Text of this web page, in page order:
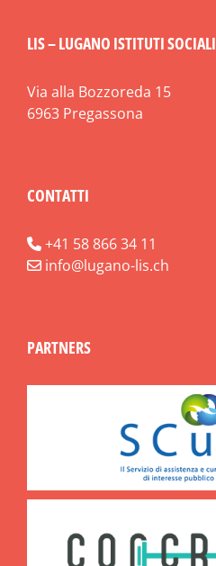
LIS – LUGANO ISTITUTI SOCIALI
Via alla Bozzoreda 15
6963 Pregassona
CONTATTI
+41 58 866 34 11
info@lugano-lis.ch
PARTNERS